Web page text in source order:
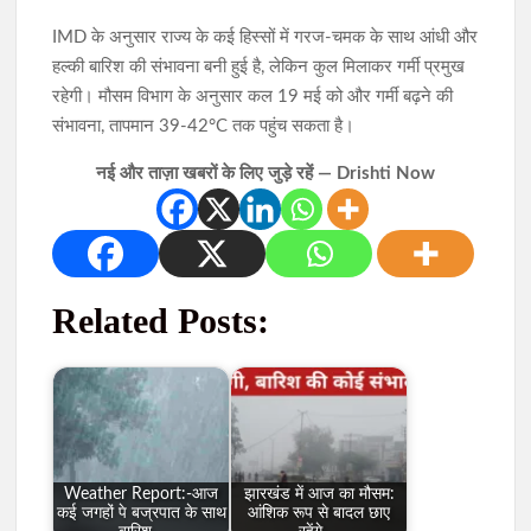
IMD के अनुसार राज्य के कई हिस्सों में गरज-चमक के साथ आंधी और
हल्की बारिश की संभावना बनी हुई है, लेकिन कुल मिलाकर गर्मी प्रमुख
रहेगी। मौसम विभाग के अनुसार कल 19 मई को और गर्मी बढ़ने की
संभावना, तापमान 39-42°C तक पहुंच सकता है।
नई और ताज़ा खबरों के लिए जुड़े रहें — Drishti Now
Related Posts:
Weather Report:-आज
कई जगहों पे बज्रपात के साथ
झारखंड में आज का मौसम:
आंशिक रूप से बादल छाए